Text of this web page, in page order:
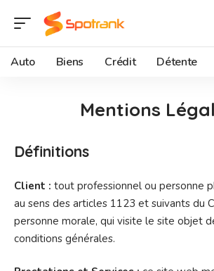
Auto Biens Crédit Détente
Mentions
Définitions
Client : tout professionnel ou personne
au sens des articles 1123 et suivants du
personne morale, qui visite le site objet
conditions générales.